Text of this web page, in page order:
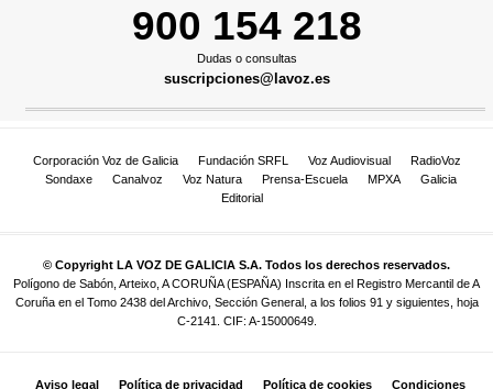
900 154 218
Dudas o consultas
suscripciones@lavoz.es
Corporación Voz de Galicia Fundación SRFL Voz Audiovisual
RadioVoz
Sondaxe
Canalvoz Voz Natura Prensa-Escuela MPXA
Galicia
Editorial
© Copyright LA VOZ DE GALICIA S.A. Todos los derechos reservados.
Polígono de Sabón, Arteixo, A CORUÑA (ESPAÑA) Inscrita en el Registro Mercantil de A
Coruña en el Tomo 2438 del Archivo, Sección General, a los folios 91 y siguientes, hoja
C-2141. CIF: A-15000649.
Aviso legal Política de privacidad Política de cookies Condiciones